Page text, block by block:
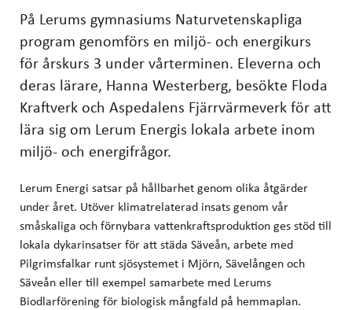
På Lerums gymnasiums Naturvetenskapliga
program genomförs en miljö- och energikurs
för årskurs 3 under vårterminen. Eleverna och
deras lärare, Hanna Westerberg, besökte Floda
Kraftverk och Aspedalens Fjärrvärmeverk för att
lära sig om Lerum Energis lokala arbete inom
miljö- och energifrågor.
Lerum Energi satsar på hållbarhet genom olika åtgärder
under året. Utöver klimatrelaterad insats genom vår
småskaliga och förnybara vattenkraftsproduktion ges stöd till
lokala dykarinsatser för att städa Säveån, arbete med
Pilgrimsfalkar runt sjösystemet i Mjörn, Sävelången och
Säveån eller till exempel samarbete med Lerums
Biodlarförening för biologisk mångfald på hemmaplan.